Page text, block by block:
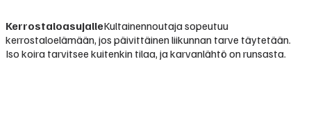
KerrostaloasujalleKultainennoutaja sopeutuu
kerrostaloelämään, jos päivittäinen liikunnan tarve täytetään.
Iso koira tarvitsee kuitenkin tilaa, ja karvanlähtö on runsasta.